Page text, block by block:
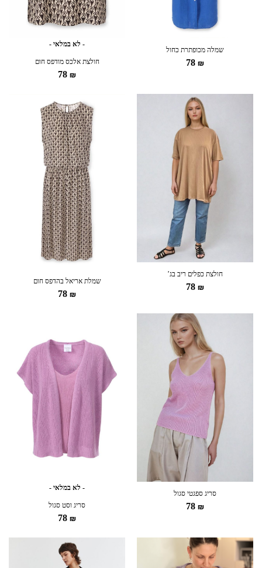
שמלה מכופתרת כחול
78 ₪
- לא במלאי -
חולצת אלכס מודפס חום
78 ₪
חולצת כפלים ריב בג’
78 ₪
שמלת אריאל בהדפס חום
78 ₪
סריג ספגטי סגול
78 ₪
- לא במלאי -
סריג וסט סגול
78 ₪